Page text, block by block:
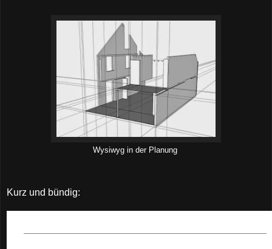
Wysiwyg in der Planung
Kurz und bündig: